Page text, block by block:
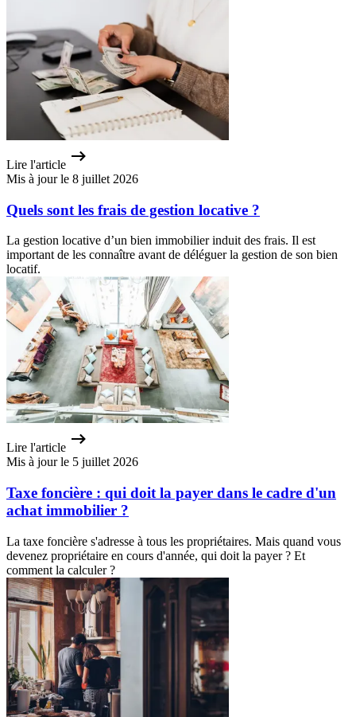
Lire l'article
Mis à jour le 8 juillet 2026
Quels sont les frais de gestion locative ?
La gestion locative d’un bien immobilier induit des frais. Il est
important de les connaître avant de déléguer la gestion de son bien
locatif.
Lire l'article
Mis à jour le 5 juillet 2026
Taxe foncière : qui doit la payer dans le cadre d'un
achat immobilier ?
La taxe foncière s'adresse à tous les propriétaires. Mais quand vous
devenez propriétaire en cours d'année, qui doit la payer ? Et
comment la calculer ?